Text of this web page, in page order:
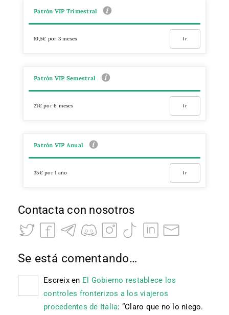
Patrón VIP Trimestral
10,5€ por 3 meses Ir
Patrón VIP Semestral
21€ por 6 meses Ir
Patrón VIP Anual
35€ por 1 año Ir
Contacta con nosotros
Se está comentando…
Escreixen El Gobierno restablece los
controles fronterizos a los viajeros
procedentes de Italia: “Claro que no lo niego.